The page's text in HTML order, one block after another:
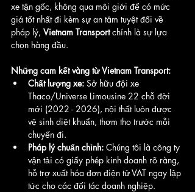
xe tận gốc, không qua môi giới để có mức
giá tốt nhất đi kèm sự an tâm tuyệt đối về
pháp lý, Vietnam Transport chính là sự lựa
chọn hàng đầu.
Những cam kết vàng từ Vietnam Transport:
Chất lượng xe: Sở hữu đội xe
Thaco/Universe Limousine 22 chỗ đời
mới (2022 - 2026), nội thất luôn được
vệ sinh diệt khuẩn, thơm tho trước mỗi
chuyến đi.
Pháp lý chuẩn chỉnh: Chúng tôi là công ty
vận tải có giấy phép kinh doanh rõ ràng,
hỗ trợ xuất hóa đơn điện tử VAT ngay lập
tức cho các đối tác doanh nghiệp.